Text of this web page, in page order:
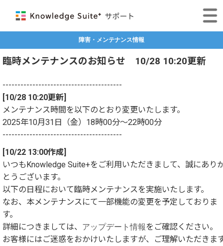
障害・メンテナンス情報
臨時メンテナンスのお知らせ 10/28 10:20更新
----------------------------------------
[10/28 10:20更新]
メンテナンス時間を以下のとおり変更いたします。
2025年10月31日（金）18時00分～22時00分
----------------------------------------
[10/22 13:00作成]
いつもKnowledge Suite+をご利用いただきまして、誠にあり
とうございます。
以下の日程において臨時メンテナンスを実施いたします。
なお、本メンテナンスにて一部機能の変更を予定しておりま
す。
詳細につきましては、 アップデート情報をご確認ください。
お客様にはご迷惑をおかけいたしますが、ご理解いただきま